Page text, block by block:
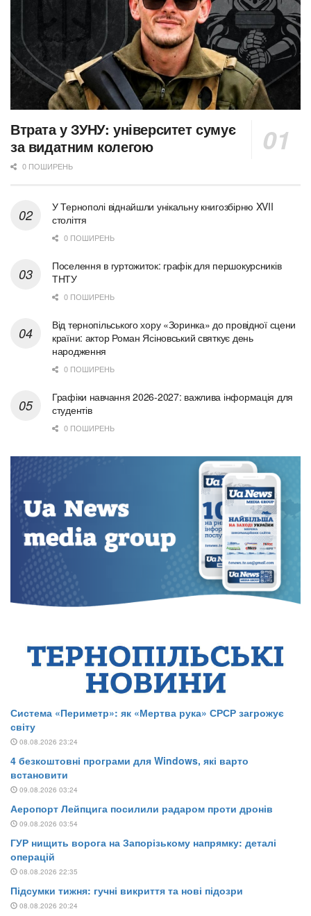
Втрата у ЗУНУ: університет сумує
за видатним колегою
0 ПОШИРЕНЬ
У Тернополі віднайшли унікальну книгозбірню XVII
століття
0 ПОШИРЕНЬ
Поселення в гуртожиток: графік для першокурсників
ТНТУ
0 ПОШИРЕНЬ
Від тернопільського хору «Зоринка» до провідної сцени
країни: актор Роман Ясіновський святкує день
народження
0 ПОШИРЕНЬ
Графіки навчання 2026-2027: важлива інформація для
студентів
0 ПОШИРЕНЬ